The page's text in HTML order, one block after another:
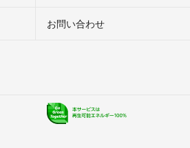
お問い合わせ